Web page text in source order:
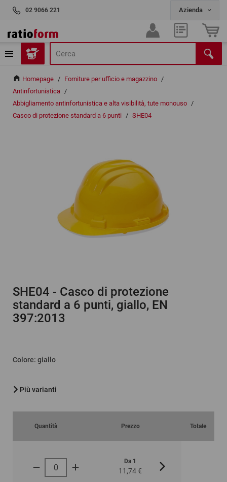
02 9066 221
Homepage / Forniture per ufficio e magazzino /
Antinfortunistica /
Abbigliamento antinfortunistica e alta visibilità, tute monouso /
Casco di protezione standard a 6 punti / SHE04
SHE04 - Casco di protezione
standard a 6 punti, giallo, EN
397:2013
Colore: giallo
Più varianti
Quantità Prezzo Totale
Da 1
11,74 €